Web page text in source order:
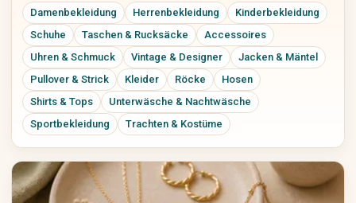
Wohnzimmer
Küche & Esszimmer
Schlafzimmer
Badezimmer
Büro
Dekoration
Lampen & Licht
Heimtextilien
Möbel
Garten & Pflanzen
Werkzeuge & Heimwerken
Grußkarten
Einladungen
Poster & Prints
Verpackung &
Geschenkpapier
Partydekoration
Personalisierte Geschenke
Hochzeit
Damenbekleidung Herrenbekleidung
Kinderbekleidung
Schuhe
Taschen & Rucksäcke
Accessoires
Uhren & Schmuck
Vintage & Designer
Jacken & Mäntel
Pullover & Strick
Kleider Röcke
Hosen
Shirts & Tops
Unterwäsche & Nachtwäsche
Sportbekleidung
Trachten & Kostüme